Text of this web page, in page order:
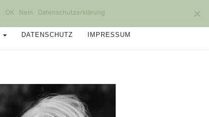
DATENSCHUTZ IMPRESSUM
OK Nein Datenschutzerklärung